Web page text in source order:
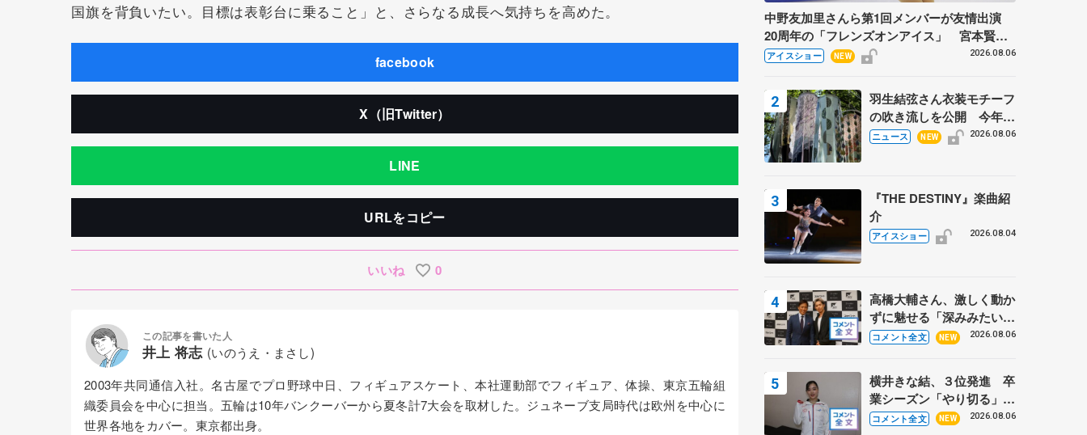
国旗を背負いたい。目標は表彰台に乗ること」と、さらなる成長へ気持ちを高めた。
facebook
X（旧Twitter）
LINE
URLをコピー
いいね 0
この記事を書いた人
井上 将志 (いのうえ・まさし)
2003年共同通信入社。名古屋でプロ野球中日、フィギュアスケート、本社運動部でフィギュア、体操、東京五輪組
織委員会を中心に担当。五輪は10年バンクーバーから夏冬計7大会を取材した。ジュネーブ支局時代は欧州を中心に
世界各地をカバー。東京都出身。
中野友加里さんら第1回メンバーが友情出演
20周年の「フレンズオンアイス」 宮本賢二
さん、有川梨絵さん、田村岳斗さんも
アイスショー NEW 2026.08.06
羽生結弦さん衣装モチーフ
の吹き流しを公開 今年は
「春よ、来い」、仙台の瑞
ニュース NEW 2026.08.06
『THE DESTINY』楽曲紹
介
アイスショー 2026.08.04
高橋大輔さん、激しく動か
ずに魅せる「深みみたいな
ものは出てきている？」
あい
コメント全文 NEW 2026.08.06
横井きな結、３位発進 卒
業シーズン「やり切る」
【みなとアクルス杯SP】
コメント全文 NEW 2026.08.06